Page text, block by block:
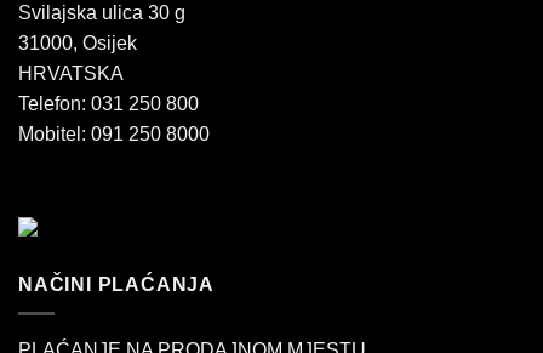
Svilajska ulica 30 g
31000, Osijek
HRVATSKA
Telefon: 031 250 800
Mobitel: 091 250 8000
NAČINI PLAĆANJA